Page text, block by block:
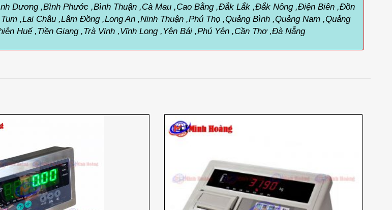
Dương ,Bình Phước ,Bình Thuận ,Cà Mau ,Cao Bằng ,Đắk Lắk ,Đắk Nông ,Điện Biên ,Đồn
,Lai Châu ,Lâm Đồng ,Long An ,Ninh Thuận ,Phú Thọ ,Quảng Bình ,Quảng Nam ,Quảng
Huế ,Tiền Giang ,Trà Vinh ,Vĩnh Long ,Yên Bái ,Phú Yên ,Cần Thơ ,Đà Nẵng